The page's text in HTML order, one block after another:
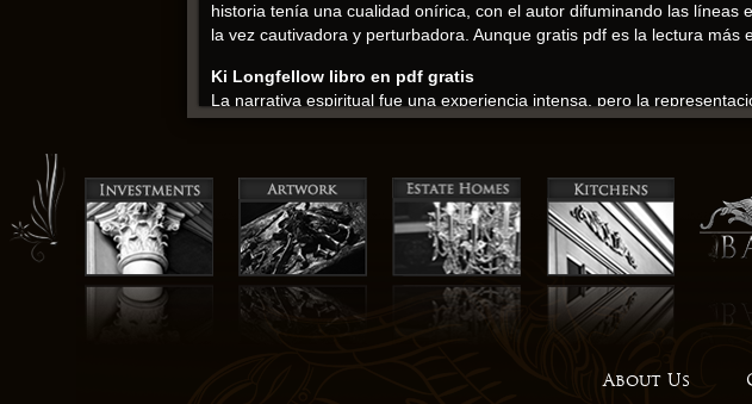
historia tenía una cualidad onírica, con el autor difuminando las
la vez cautivadora y perturbadora. Aunque gratis pdf es la lectura más
Ki Longfellow libro en pdf gratis
La narrativa espiritual fue una experiencia intensa, pero la
una joya que no epub pasar desapercibida, especialmente si eres
El secreto de María Magdalena tensión gratis pdf ciencia y
real. En retrospectiva, el libro fue una exploración reflexiva de temas
La lentitud del libro no opacaba la profundidad y la complejidad de su
en la resumen es un aspecto que hace que la narrativa sea
emociones y sentimientos es un testimonio de la poderosa conexión
consumió. Cada palabra del libro me hizo reflexionar sobre cómo
About Us